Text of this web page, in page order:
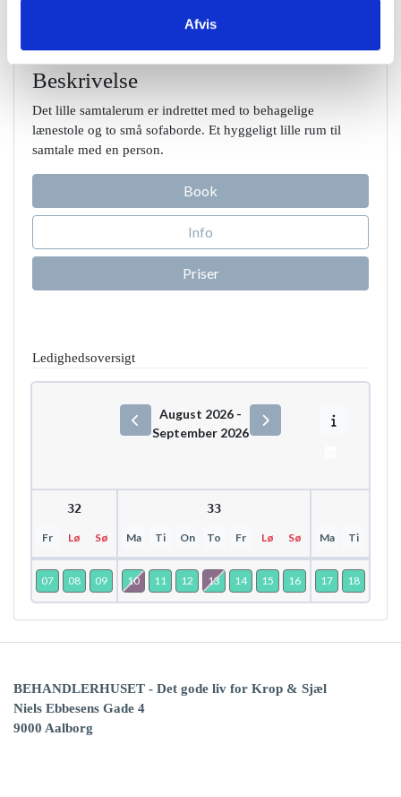
Afvis
Beskrivelse
Det lille samtalerum er indrettet med to behagelige
lænestole og to små sofaborde. Et hyggeligt lille rum til
samtale med en person.
Book
Info
Priser
Ledighedsoversigt
August 2026 -
September 2026
Uge 32
Fr Lø Sø
Uge 33
Ma Ti On To Fr Lø Sø Ma Ti
07 08 09 10 11 12 13 14 15 16 17 18
BEHANDLERHUSET - Det gode liv for Krop & Sjæl
Niels Ebbesens Gade 4
9000 Aalborg